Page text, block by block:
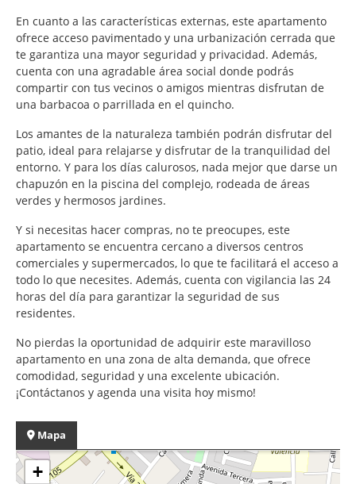
En cuanto a las características externas, este apartamento
ofrece acceso pavimentado y una urbanización cerrada que
te garantiza una mayor seguridad y privacidad. Además,
cuenta con una agradable área social donde podrás
compartir con tus vecinos o amigos mientras disfrutan de
una barbacoa o parrillada en el quincho.
Los amantes de la naturaleza también podrán disfrutar del
patio, ideal para relajarse y disfrutar de la tranquilidad del
entorno. Y para los días calurosos, nada mejor que darse un
chapuzón en la piscina del complejo, rodeada de áreas
verdes y hermosos jardines.
Y si necesitas hacer compras, no te preocupes, este
apartamento se encuentra cercano a diversos centros
comerciales y supermercados, lo que te facilitará el acceso a
todo lo que necesites. Además, cuenta con vigilancia las 24
horas del día para garantizar la seguridad de sus
residentes.
No pierdas la oportunidad de adquirir este maravilloso
apartamento en una zona de alta demanda, que ofrece
comodidad, seguridad y una excelente ubicación.
¡Contáctanos y agenda una visita hoy mismo!
Mapa
+